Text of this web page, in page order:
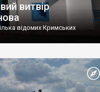
витвір
відомих Кримських